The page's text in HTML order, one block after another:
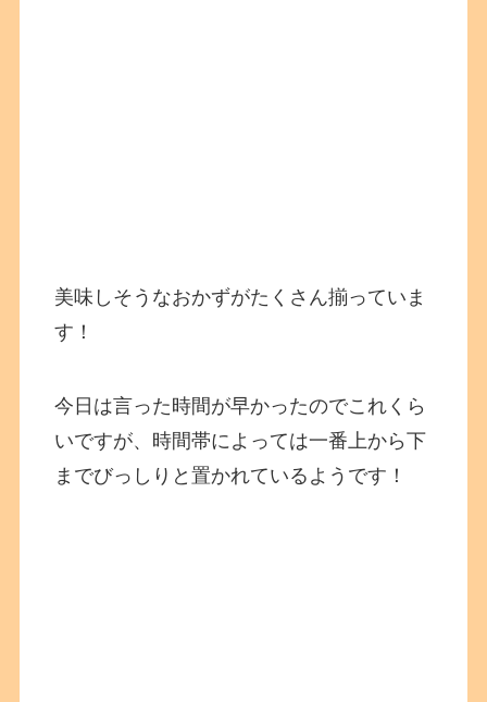
美味しそうなおかずがたくさん揃っていま
す！
今日は言った時間が早かったのでこれくら
いですが、時間帯によっては一番上から下
までびっしりと置かれているようです！